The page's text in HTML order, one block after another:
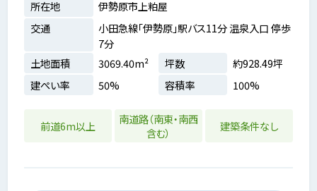
所在地
伊勢原市上粕屋
交通
小田急線「伊勢原」駅バス11分 温泉入口 停歩
7分
土地面積
3069.40m² 坪数
約928.49坪
建ぺい率
50% 容積率 100%
前道6m以上
南道路（南東・南西
含む）
建築条件なし